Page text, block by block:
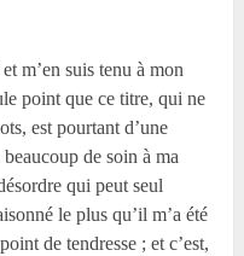
m’en suis tenu à mon
point que ce titre, qui ne
est pourtant d’une
de soin à ma
qui peut seul
le plus qu’il m’a été
de tendresse ; et c’est,